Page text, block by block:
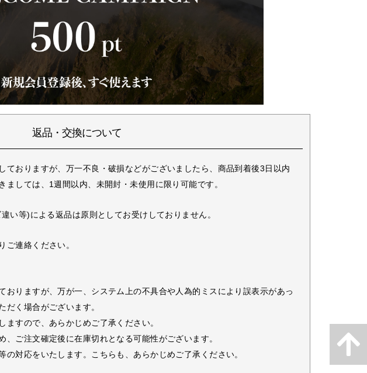
返品・交換について
ておりますが、万一不良・破損などがございましたら、商品到着後3日以内
ましては、1週間以内、未開封・未使用に限り可能です。
い等)による返品は原則としてお受けしておりません。
ご連絡ください。
おりますが、万が一、システム上の不具合や人為的ミスにより誤表示があっ
だく場合がございます。
すので、あらかじめご了承ください。
、ご注文確定後に在庫切れとなる可能性がございます。
の対応をいたします。こちらも、あらかじめご了承ください。